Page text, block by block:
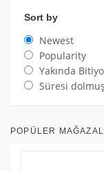
Sort by
Newest
Popularity
Yakında
Süresi dolmuş
POPÜLER